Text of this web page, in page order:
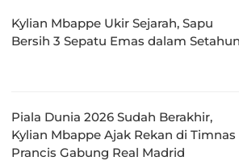
Kylian Mbappe Ukir Sejarah, Sapu
Bersih 3 Sepatu Emas dalam Setahun
Piala Dunia 2026 Sudah Berakhir,
Kylian Mbappe Ajak Rekan di Timnas
Prancis Gabung Real Madrid